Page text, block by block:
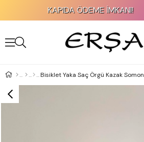
KAPIDA ÖDEME İMKANI!
Bisiklet Yaka Saç Örgü Kazak Somon